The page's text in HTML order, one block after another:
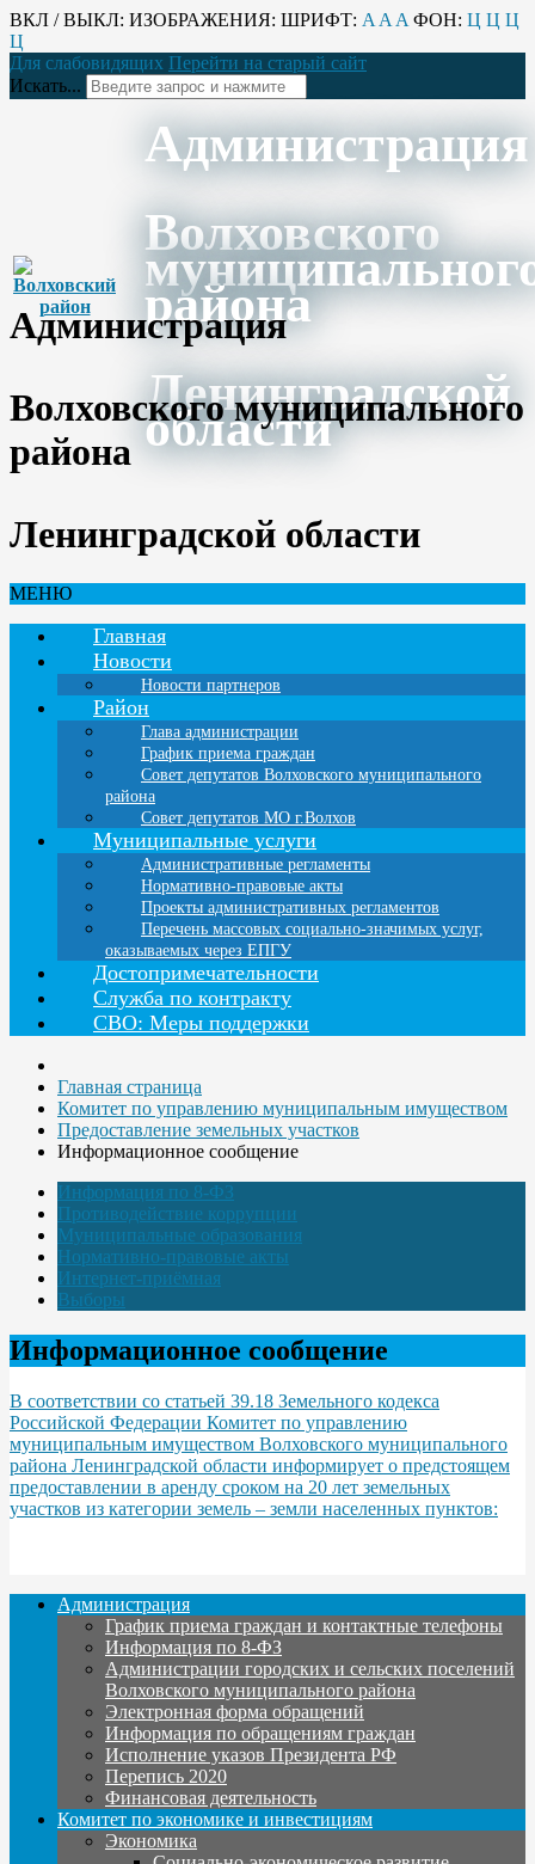
ВКЛ / ВЫКЛ: ИЗОБРАЖЕНИЯ: ШРИФТ: A A A ФОН: Ц Ц Ц
Ц
Для слабовидящих Перейти на старый сайт
Искать...
Администрация
Волховского
района
Ленинградской
области
Администрация
Волховского муниципального
района
Ленинградской области
МЕНЮ
Главная
Новости
Новости партнеров
Район
Глава администрации
График приема граждан
Совет депутатов Волховского муниципального
района
Совет депутатов МО г.Волхов
Муниципальные услуги
Административные регламенты
Нормативно-правовые акты
Проекты административных регламентов
Перечень массовых социально-значимых услуг,
оказываемых через ЕПГУ
Достопримечательности
Служба по контракту
СВО: Меры поддержки
Главная страница
Комитет по управлению муниципальным имуществом
Предоставление земельных участков
Информационное сообщение
Информация по 8-ФЗ
Противодействие коррупции
Муниципальные образования
Нормативно-правовые акты
Интернет-приёмная
Выборы
Информационное сообщение
В соответствии со статьей 39.18 Земельного кодекса
Российской Федерации Комитет по управлению
муниципальным имуществом Волховского муниципального
района Ленинградской области информирует о предстоящем
предоставлении в аренду сроком на 20 лет земельных
участков из категории земель – земли населенных пунктов:
Администрация
График приема граждан и контактные телефоны
Информация по 8-ФЗ
Администрации городских и сельских поселений
Волховского муниципального района
Электронная форма обращений
Информация по обращениям граждан
Исполнение указов Президента РФ
Перепись 2020
Финансовая деятельность
Комитет по экономике и инвестициям
Экономика